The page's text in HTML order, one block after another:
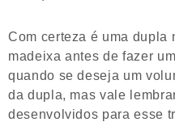
Com certeza é uma dupla
madeixa antes de fazer
quando se deseja um
da dupla, mas vale
desenvolvidos para esse